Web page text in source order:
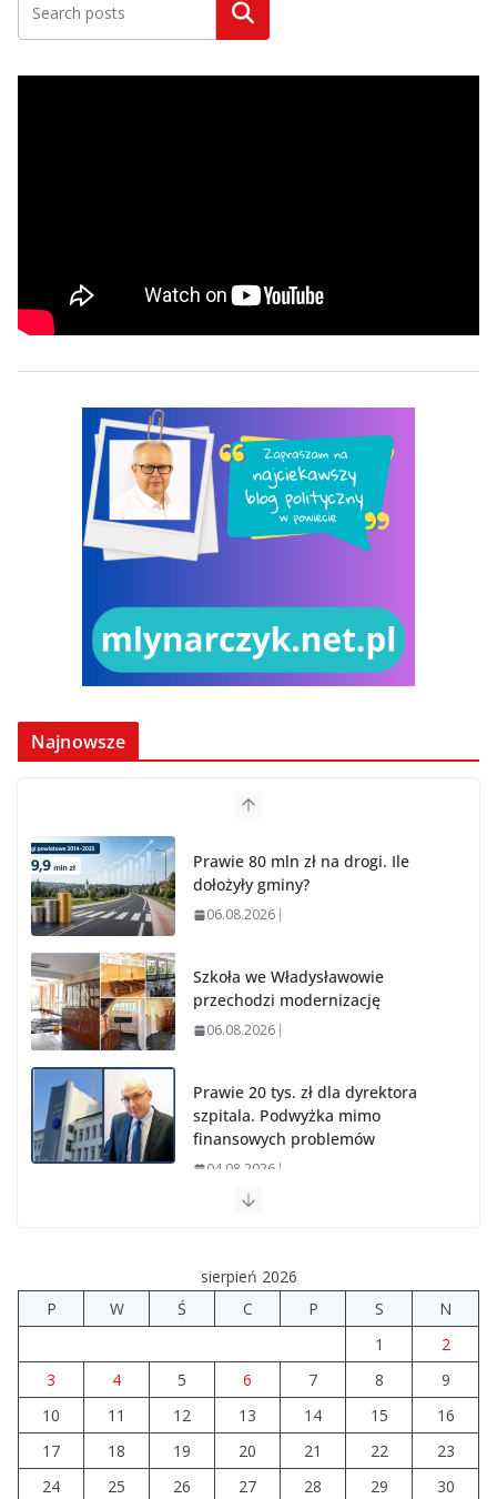
Szukaj
Najnowsze
Prawie 80 mln zł na drogi. Ile
dołożyły gminy?
06.08.2026
Szkoła we Władysławowie
przechodzi modernizację
06.08.2026
Prawie 20 tys. zł dla dyrektora
szpitala. Podwyżka mimo
finansowych problemów
04.08.2026
Wiata Wielkopolska. Dotacje nawet do 300 tys. zł
14 sierpnia urzędy skarbowe
będą nieczynne
06.08.2026
sierpień 2026
P
W Ś C P S
N
1
2
3
4 5 6 7 8
9
10
11 12 13 14 15
16
17
18 19 20 21 22
23
24
25 26 27 28 29
30